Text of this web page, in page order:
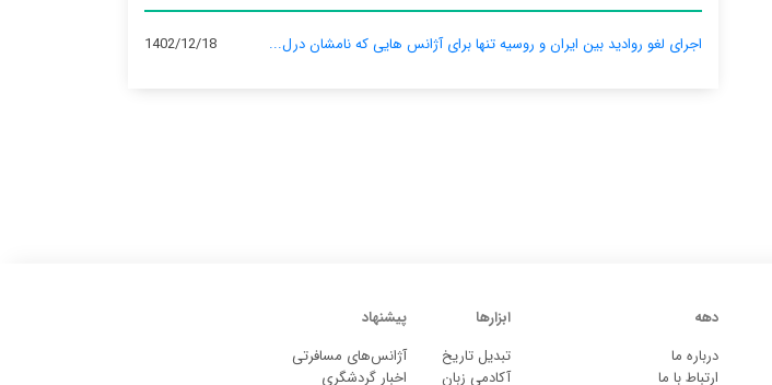
اجرای لغو روادید بین ایران و روسیه تنها برای آژانس‌ هایی که نامشان درل... 1402/12/18
دهه
درباره ما
ارتباط با ما
ابزارها
تبدیل تاریخ
آکادمی زبان
پیشنهاد
آژانس‌های مسافرتی
اخبار گردشگری